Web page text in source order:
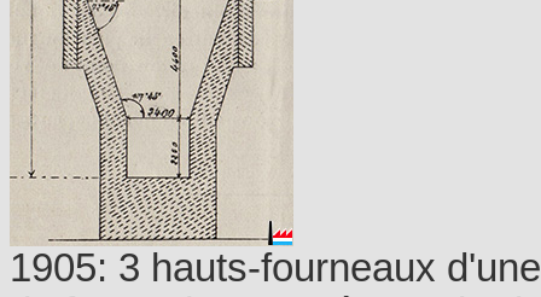
1905: 3 hauts-fourneaux